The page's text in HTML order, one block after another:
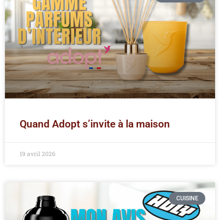
Quand Adopt s’invite à la maison
19 avril 2026
CUISINE